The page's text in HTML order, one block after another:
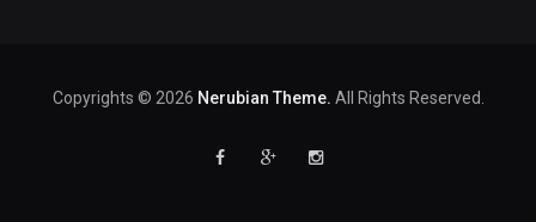
Copyrights © 2026 Nerubian Theme. All Rights Reserved.